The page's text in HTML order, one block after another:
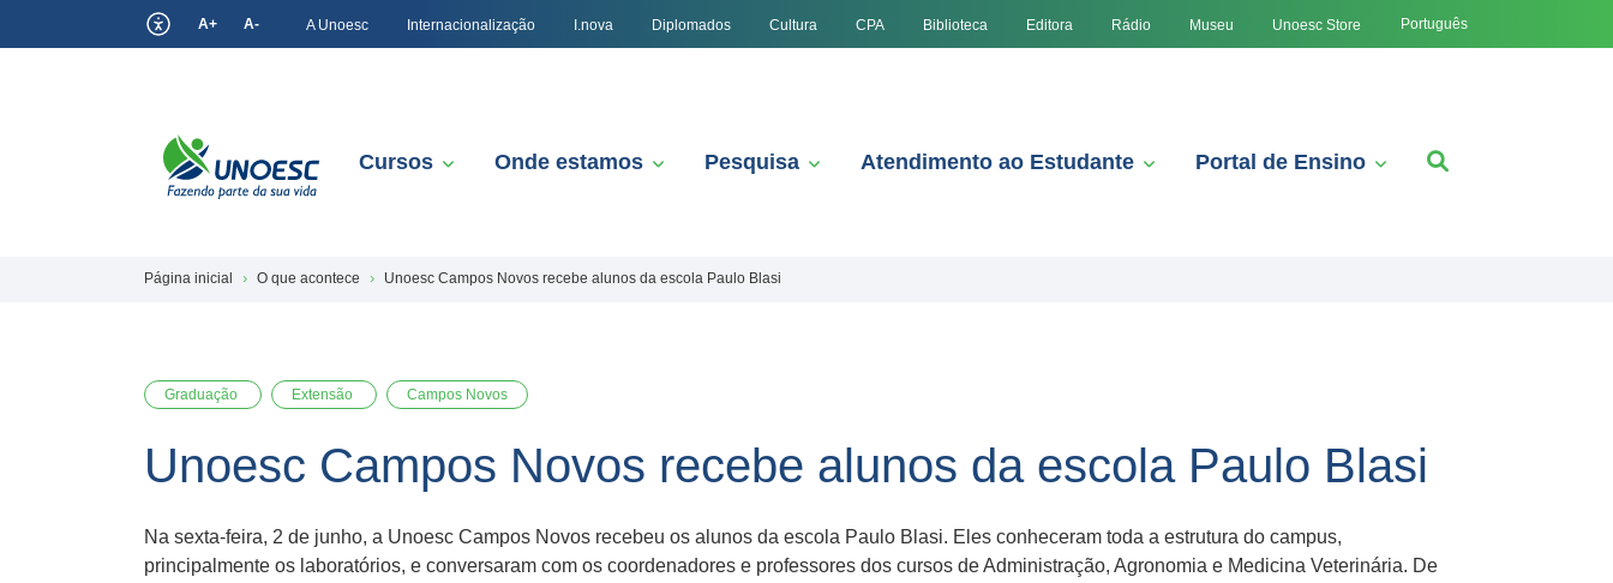
A+ A- A Unoesc Internacionalização I.nova Diplomados Cultura CPA Biblioteca Editora Rádio Museu Unoesc Store Português
Cursos Onde estamos Pesquisa Atendimento ao Estudante Portal de Ensino
Página inicial O que acontece Unoesc Campos Novos recebe alunos da escola Paulo Blasi
Graduação Extensão Campos Novos
Unoesc Campos Novos recebe alunos da escola Paulo Blasi
Na sexta-feira, 2 de junho, a Unoesc Campos Novos recebeu os alunos da escola Paulo Blasi. Eles conheceram toda a estrutura do campus,
principalmente os laboratórios, e conversaram com os coordenadores e professores dos cursos de Administração, Agronomia e Medicina Veterinária. De